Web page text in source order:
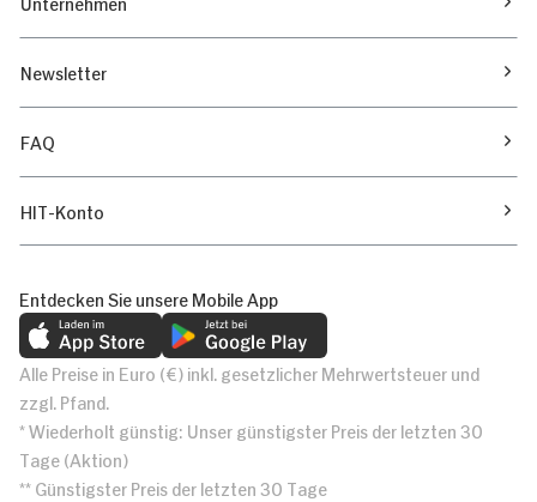
Newsletter
FAQ
HIT-Konto
Entdecken Sie unsere Mobile App
Alle Preise in Euro (€) inkl. gesetzlicher Mehrwertsteuer und
zzgl. Pfand.
* Wiederholt günstig: Unser günstigster Preis der letzten 30
Tage (Aktion)
** Günstigster Preis der letzten 30 Tage